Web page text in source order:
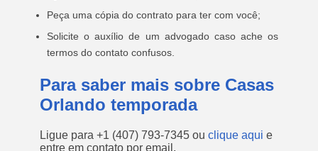
Peça uma cópia do contrato para ter com você;
Solicite o auxílio de um advogado caso ache os
termos do contato confusos.
Para saber mais sobre Casas
Orlando temporada
Ligue para +1 (407) 793-7345 ou clique aqui e
entre em contato por email.